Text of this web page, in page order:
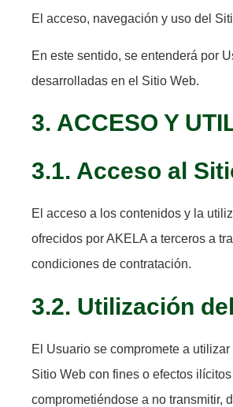
El acceso, navegación y uso del
En este sentido, se entenderá por
desarrolladas en el Sitio Web.
3. ACCESO Y
3.1. Acceso al
El acceso a los contenidos y la
ofrecidos por AKELA a terceros a
condiciones de contratación.
3.2. Utilización
El Usuario se compromete a
Sitio Web con fines o efectos
comprometiéndose a no transmitir,